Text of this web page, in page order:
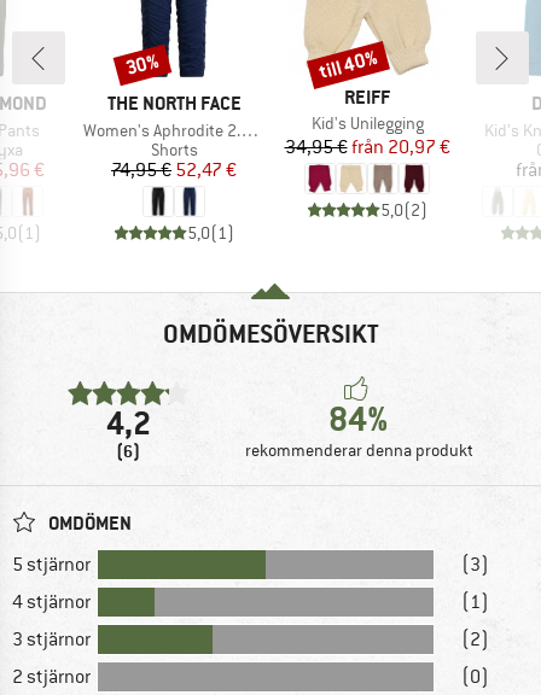
pris
€
(1)
VARUMÄRKE
THE NORTH FACE
Produkter
Women's Aphrodite 2.0 Capri
Produktgrupp
Shorts
Pris
74,95 € Reducerat pris
52,47 €
5,0(1)
Rabatt
30%
VARUMÄRKE
REIFF
Produkter
Kid's Unilegging
Pris
34,95 € Reducerat pris
från 20,97 €
5,0(2)
Rabatt
till 40%
Kid’s
OMDÖMESÖVERSIKT
4,2
(6)
84%
rekommenderar denna produkt
OMDÖMEN
5 stjärnor
(3)
4 stjärnor
(1)
3 stjärnor
(2)
2 stjärnor
(0)